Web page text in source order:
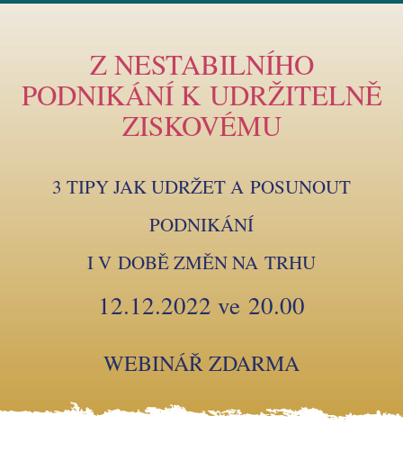
Z NESTABILNÍHO
PODNIKÁNÍ K UDRŽITELNĚ
ZISKOVÉMU
3 TIPY JAK UDRŽET A POSUNOUT
PODNIKÁNÍ
I V DOBĚ ZMĚN NA TRHU
12.12.2022 ve 20.00
WEBINÁŘ ZDARMA